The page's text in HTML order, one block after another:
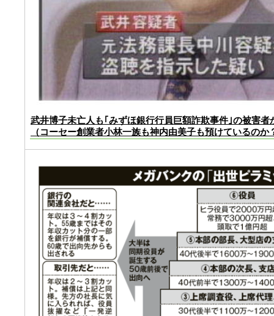
武井博子未亡人も｢みずほ銀行行員巨額詐欺事件｣の被害者
（コーセー創業者小林一族も神内由美子も預けているのか